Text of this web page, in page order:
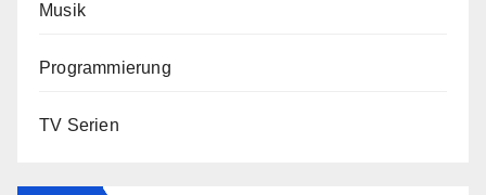
Musik
Programmierung
TV Serien